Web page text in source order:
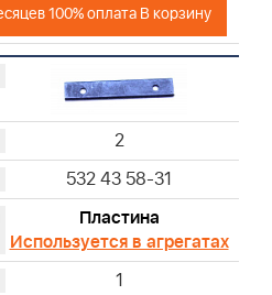
100% оплата В корзину
2
532 43 58-31
Пластина
Используется в агрегатах
1